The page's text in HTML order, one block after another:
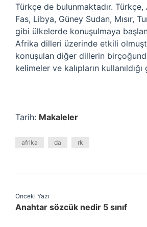
Türkçe de bulunmaktadır. Türkçe,
Fas, Libya, Güney Sudan, Mısır,
gibi ülkelerde konuşulmaya
Afrika dilleri üzerinde etkili
konuşulan diğer dillerin
kelimeler ve kalıpların
Tarih: Makaleler
afrika da rk
Önceki Yazı
Anahtar sözcük nedir 5 sınıf